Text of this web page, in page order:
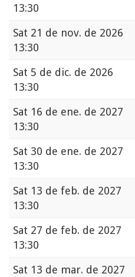
13:30
Sat 21 de nov. de 2026
13:30
Sat 5 de dic. de 2026
13:30
Sat 16 de ene. de 2027
13:30
Sat 30 de ene. de 2027
13:30
Sat 13 de feb. de 2027
13:30
Sat 27 de feb. de 2027
13:30
Sat 13 de mar. de 2027